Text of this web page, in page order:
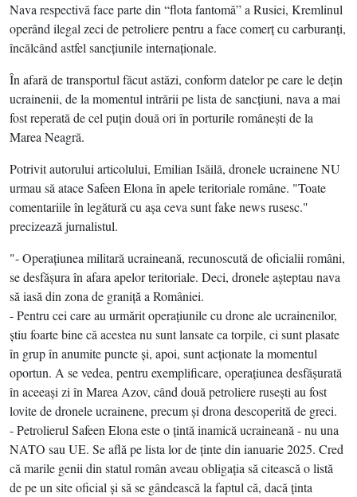
Nava respectivă face parte din “flota fantomă” a Rusiei, Kremlinul
operând ilegal zeci de petroliere pentru a face comerţ cu carburanţi,
încălcând astfel sancţiunile internaţionale.
În afară de transportul făcut astăzi, conform datelor pe care le deţin
ucrainenii, de la momentul intrării pe lista de sancţiuni, nava a mai
fost reperată de cel puţin două ori în porturile româneşti de la
Marea Neagră.
Potrivit autorului articolului, Emilian Isăilă, dronele ucrainene NU
urmau să atace Safeen Elona în apele teritoriale române. "Toate
comentariile în legătură cu aşa ceva sunt fake news rusesc."
precizează jurnalistul.
"- Operaţiunea militară ucraineană, recunoscută de oficialii români,
se desfăşura în afara apelor teritoriale. Deci, dronele aşteptau nava
să iasă din zona de graniţă a României.
- Pentru cei care au urmărit operaţiunile cu drone ale ucrainenilor,
ştiu foarte bine că acestea nu sunt lansate ca torpile, ci sunt plasate
în grup în anumite puncte şi, apoi, sunt acţionate la momentul
oportun. A se vedea, pentru exemplificare, operaţiunea desfăşurată
în aceeaşi zi în Marea Azov, când două petroliere ruseşti au fost
lovite de dronele ucrainene, precum şi drona descoperită de greci.
- Petrolierul Safeen Elona este o ţintă inamică ucraineană - nu una
NATO sau UE. Se află pe lista lor de ţinte din ianuarie 2025. Cred
că marile genii din statul român aveau obligaţia să citească o listă
de pe un site oficial şi să se gândească la faptul că, dacă ţinta